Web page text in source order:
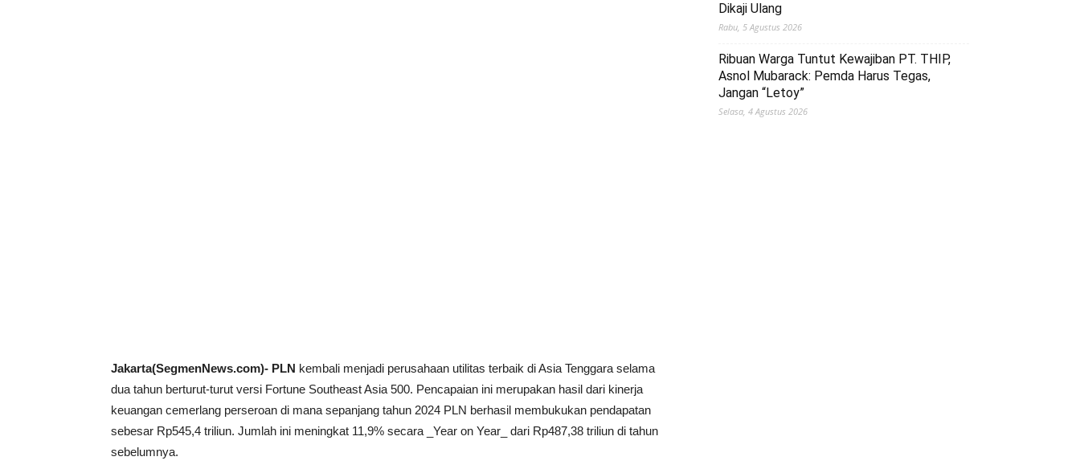
Jakarta(SegmenNews.com)- PLN kembali menjadi perusahaan utilitas terbaik di Asia Tenggara selama
dua tahun berturut-turut versi Fortune Southeast Asia 500. Pencapaian ini merupakan hasil dari kinerja
keuangan cemerlang perseroan di mana sepanjang tahun 2024 PLN berhasil membukukan pendapatan
sebesar Rp545,4 triliun. Jumlah ini meningkat 11,9% secara _Year on Year_ dari Rp487,38 triliun di tahun
sebelumnya.
Dikaji Ulang
Rabu, 5 Agustus 2026
Ribuan Warga Tuntut Kewajiban PT. THIP,
Asnol Mubarack: Pemda Harus Tegas,
Jangan “Letoy”
Selasa, 4 Agustus 2026